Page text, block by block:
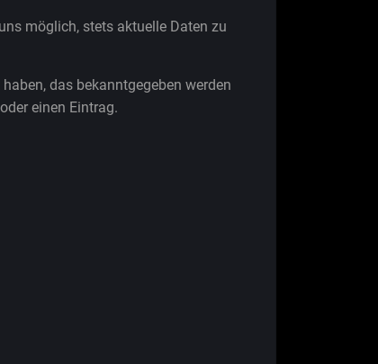
möglich, stets aktuelle Daten zu
das bekanntgegeben werden
einen Eintrag.